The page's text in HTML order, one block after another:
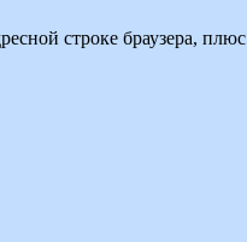
строке браузера,